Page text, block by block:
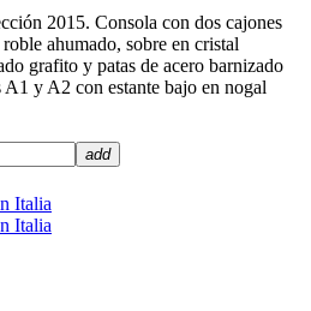
2015. Consola con dos cajones
ahumado, sobre en cristal
grafito y patas de acero barnizado
y A2 con estante bajo en nogal
add